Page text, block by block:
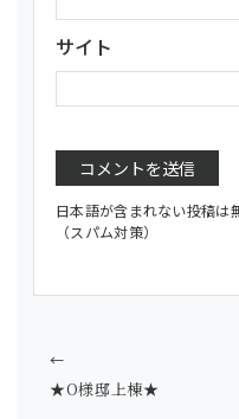
サイト
日本語が含まれない投稿は
（スパム対策）
★O様邸上棟★
←